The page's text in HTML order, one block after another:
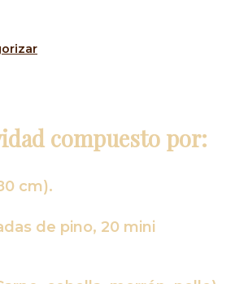
compuesto por:
cm).
de pino, 20 mini